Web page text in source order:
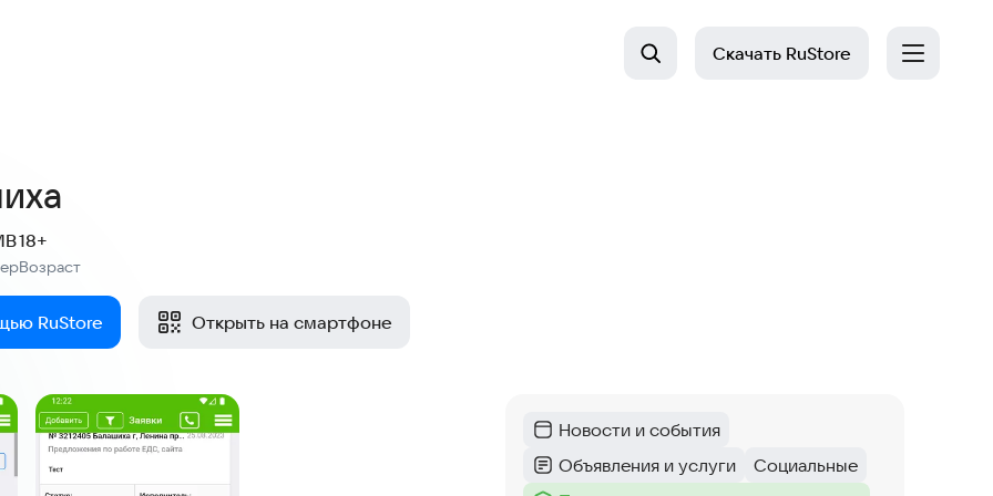
Скачать RuStore
Возраст
18+
RuStore Открыть на смартфоне
Категория :
Новости и события
Категория:
Объявления и услуги
Тег:
Социальные